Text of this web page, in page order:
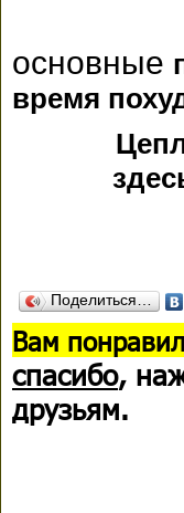
основные
время
Поделиться…
Вам
спасибо,
друзьям.